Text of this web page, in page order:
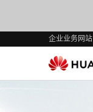
企业业务网站